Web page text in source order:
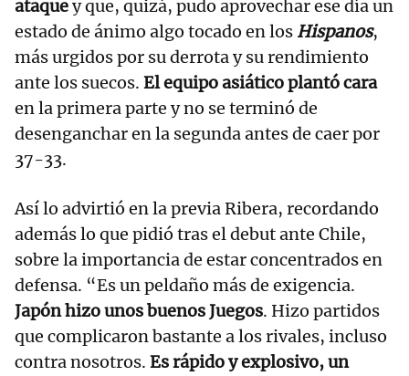
ataquey que, quizá, pudo aprovechar ese día un
estado de ánimo algo tocado en los Hispanos,
más urgidos por su derrota y su rendimiento
ante los suecos. El equipo asiático plantó cara
en la primera parte y no se terminó de
desenganchar en la segunda antes de caer por
37-33.
Así lo advirtió en la previa Ribera, recordando
además lo que pidió tras el debut ante Chile,
sobre la importancia de estar concentrados en
defensa. “Es un peldaño más de exigencia.
Japón hizo unos buenos Juegos. Hizo partidos
que complicaron bastante a los rivales, incluso
contra nosotros. Es rápido y explosivo, un